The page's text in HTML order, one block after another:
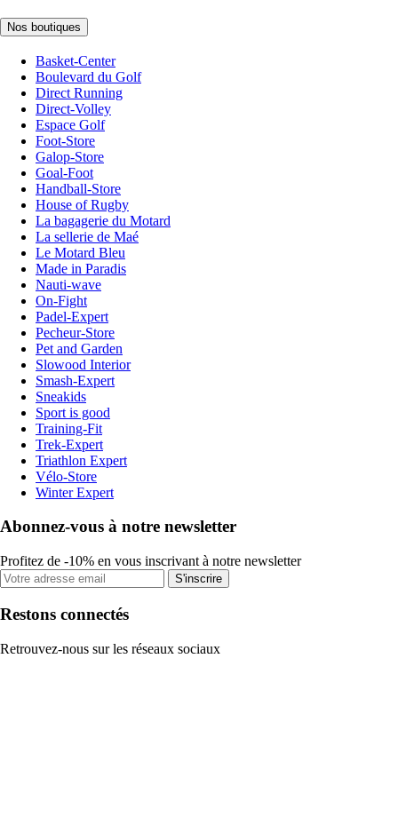
Nos boutiques
Basket-Center
Boulevard du Golf
Direct Running
Direct-Volley
Espace Golf
Foot-Store
Galop-Store
Goal-Foot
Handball-Store
House of Rugby
La bagagerie du Motard
La sellerie de Maé
Le Motard Bleu
Made in Paradis
Nauti-wave
On-Fight
Padel-Expert
Pecheur-Store
Pet and Garden
Slowood Interior
Smash-Expert
Sneakids
Sport is good
Training-Fit
Trek-Expert
Triathlon Expert
Vélo-Store
Winter Expert
Abonnez-vous à notre newsletter
Profitez de -10% en vous inscrivant à notre newsletter
S'inscrire
Restons connectés
Retrouvez-nous sur les réseaux sociaux